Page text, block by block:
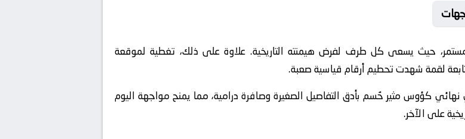
حيث يسعى كل طرف لفرض هيمنته التاريخية. علاوة على ذلك، تغطية لموقعة
لقمة شهدت تحطيم أرقام قياسية صعبة.
نهائي كؤوس مثير حُسم بأدق التفاصيل الصغيرة وصافرة درامية، مما يمنح مواجهة اليوم
على الآخر.